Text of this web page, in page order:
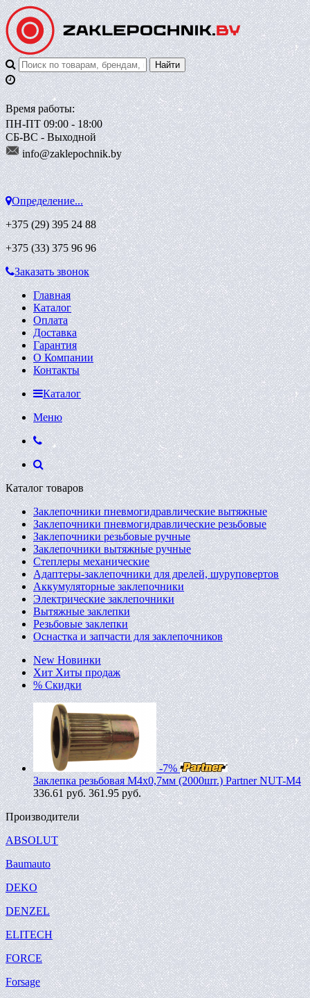
Время работы:
ПН-ПТ 09:00 - 18:00
СБ-ВС - Выходной
info@zaklepochnik.by
Определение...
+375 (29)395 24 88
+375 (33)375 96 96
Заказать звонок
Главная
Каталог
Оплата
Доставка
Гарантия
О Компании
Контакты
Каталог
Меню
Каталог товаров
Заклепочники пневмогидравлические вытяжные
Заклепочники пневмогидравлические резьбовые
Заклепочники резьбовые ручные
Заклепочники вытяжные ручные
Степлеры механические
Адаптеры-заклепочники для дрелей, шуруповертов
Аккумуляторные заклепочники
Электрические заклепочники
Вытяжные заклепки
Резьбовые заклепки
Оснастка и запчасти для заклепочников
New Новинки
Хит Хиты продаж
% Скидки
-7%
Заклепка резьбовая M4х0,7мм (2000шт.) Partner NUT-M4
336.61руб. 361.95 руб.
Производители
ABSOLUT
Baumauto
DEKO
DENZEL
ELITECH
FORCE
Forsage